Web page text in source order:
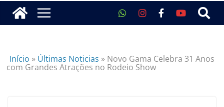
Início » Últimas Noticias » Novo Gama Celebra 31 Anos
com Grandes Atrações no Rodeio Show